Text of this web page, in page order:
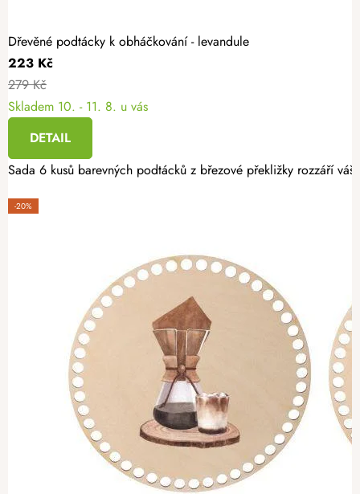
Dřevěné podtácky k obháčkování - levandule
223 Kč
279 Kč
Skladem 10. - 11. 8. u vás
DETAIL
Sada 6 kusů barevných podtácků z březové překližky rozzáří
-20%